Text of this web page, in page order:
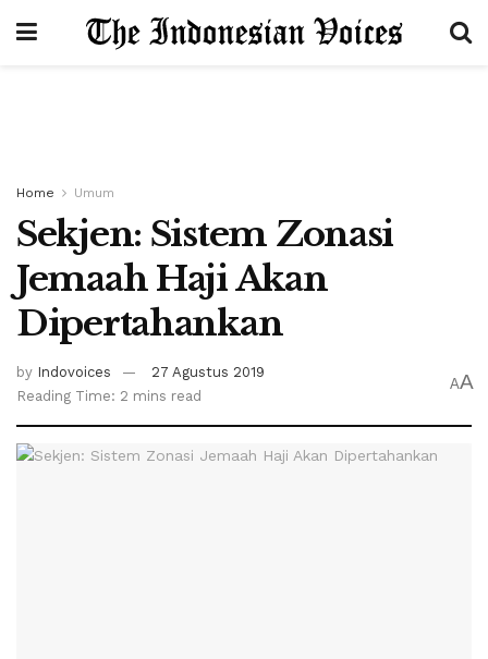
Home Umum
Sekjen: Sistem Zonasi
Jemaah Haji Akan
Dipertahankan
by Indovoices
27 Agustus 2019
Reading Time: 2 mins read
AA